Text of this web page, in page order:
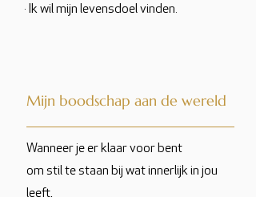
· Ik wil mijn levensdoel vinden.
Mijn boodschap aan de wereld
Wanneer je er klaar voor bent
om stil te staan bij wat innerlijk in jou
leeft,